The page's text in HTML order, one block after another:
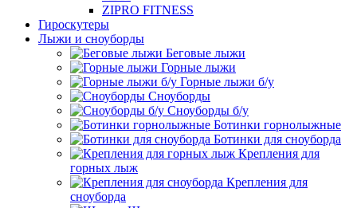
ZIPRO FITNESS
Гироскутеры
Лыжи и сноуборды
Беговые лыжи
Горные лыжи
Горные лыжи б/у
Сноуборды
Сноуборды б/у
Ботинки горнолыжные
Ботинки для сноуборда
Крепления для
горных лыж
Крепления для
сноуборда